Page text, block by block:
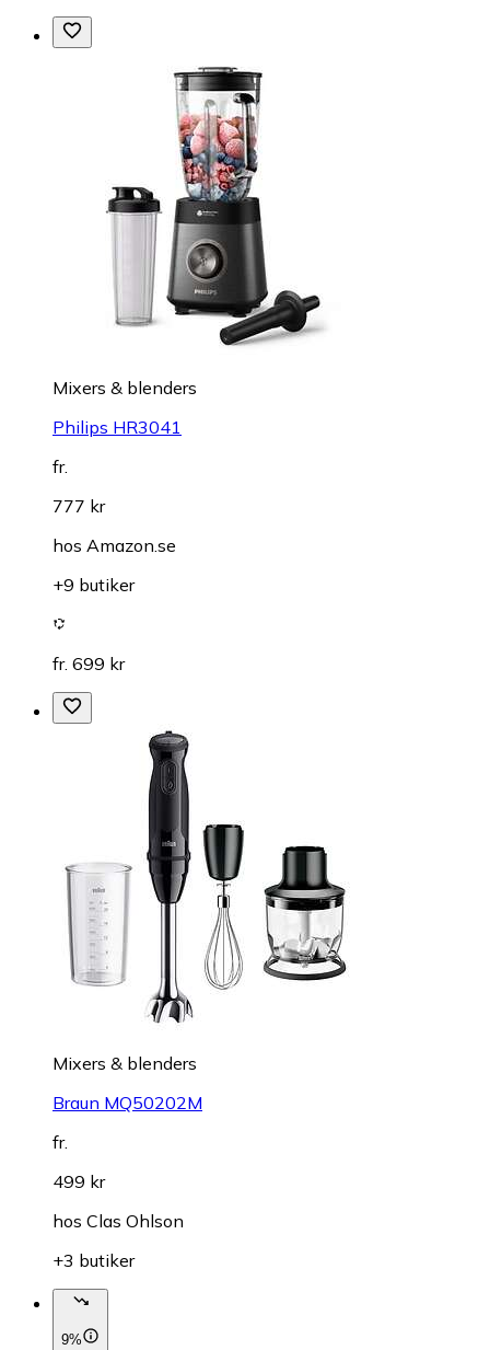
Mixers & blenders
Philips HR3041
fr.
777 kr
hos Amazon.se
+9 butiker
fr. 699 kr
Mixers & blenders
Braun MQ50202M
fr.
499 kr
hos Clas Ohlson
+3 butiker
9%